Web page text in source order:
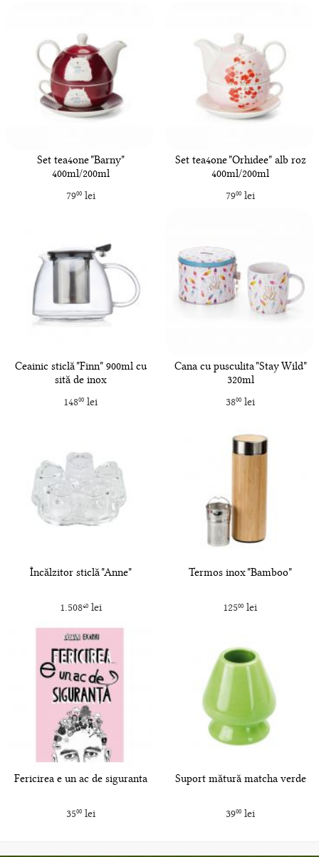
Set tea4one "Barny"
400ml/200ml
7900lei
Set tea4one "Orhidee" alb roz
400ml/200ml
7900lei
Ceainic sticlă "Finn" 900ml cu
sită de inox
14800 lei
Cana cu pusculita "Stay Wild"
320ml
3800lei
Încălzitor sticlă "Anne"
1.50840lei
Termos inox "Bamboo"
12500 lei
Fericirea e un ac de siguranta
3500lei
Suport mătură matcha verde
3900lei